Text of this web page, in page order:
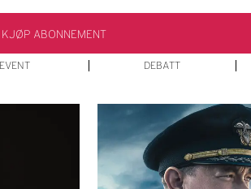
KJØP ABONNEMENT
EVENT DEBATT